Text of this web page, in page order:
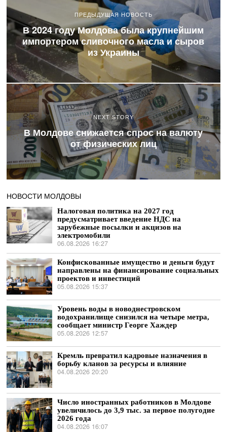
ПРЕДЫДУЩАЯ НОВОСТЬ
В 2024 году Молдова была крупнейшим
импортером сливочного масла и сыров
из Украины
NEXT STORY
В Молдове снижается спрос на валюту
от физических лиц
НОВОСТИ МОЛДОВЫ
Налоговая политика на 2027 год
предусматривает введение НДС на
зарубежные посылки и акцизов на
электромобили
06.08.2026 16:27
Конфискованные имущество и деньги будут
направлены на финансирование социальных
проектов и инвестиций
05.08.2026 15:37
Уровень воды в новоднестровском
водохранилище снизился на четыре метра,
сообщает министр Георге Хаждер
05.08.2026 12:57
Кремль превратил кадровые назначения в
борьбу кланов за ресурсы и влияние
04.08.2026 20:20
Число иностранных работников в Молдове
увеличилось до 3,9 тыс. за первое полугодие
2026 года
04.08.2026 16:07